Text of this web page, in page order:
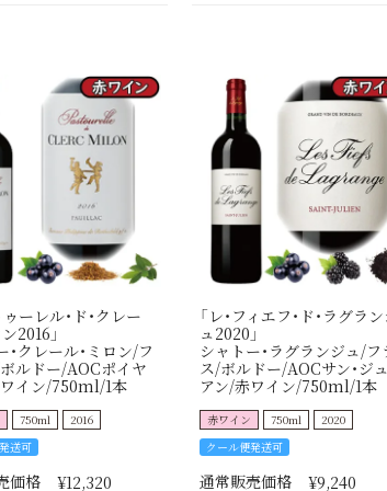
ゥーレル・ド・クレー
2016」
・クレール・ミロン/フ
ルドー/AOCポイヤ
イン/750ml/1本
750ml
2016
送可
価格 ¥12,320
「レ・フィエフ・ド・ラグラ
ュ2020」
シャトー・ラグランジュ/フ
ス/ボルドー/AOCサン・ジ
アン/赤ワイン/750ml/1本
赤ワイン 750ml
2020
クール便発送可
通常販売価格 ¥9,240